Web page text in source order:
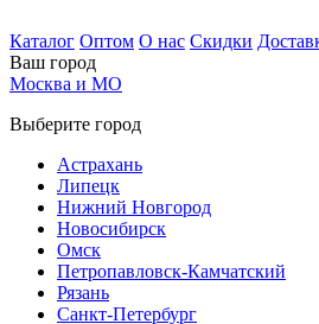
Каталог Оптом О нас Скидки
Ваш город
Москва и МО
Выберите город
Астрахань
Липецк
Нижний Новгород
Новосибирск
Омск
Петропавловск-Камчатский
Рязань
Санкт-Петербург